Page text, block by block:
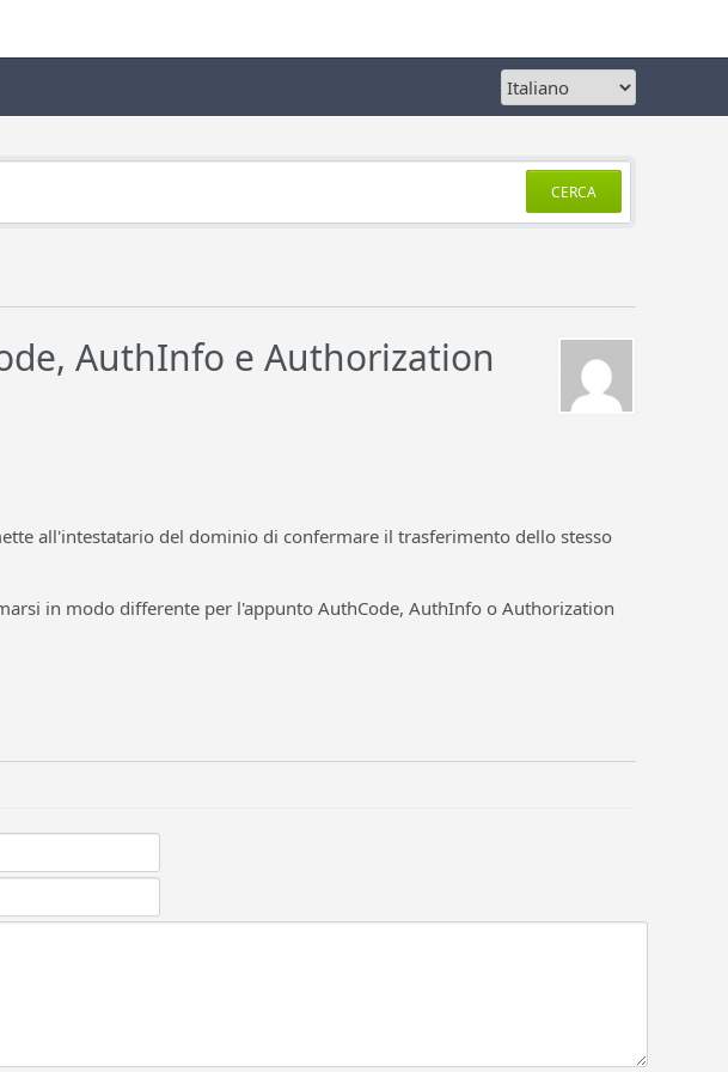
CERCA
AuthInfo e Authorization
all'intestatario del dominio di confermare il trasferimento dello stesso
in modo differente per l'appunto AuthCode, AuthInfo o Authorization